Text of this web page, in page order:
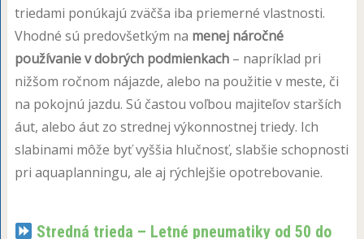
triedami ponúkajú zväčša iba priemerné vlastnosti.
Vhodné sú predovšetkým na menej náročné
používanie v dobrých podmienkach– napríklad pri
nižšom ročnom nájazde, alebo na použitie v meste, či
na pokojnú jazdu. Sú častou voľbou majiteľov starších
áut, alebo áut zo strednej výkonnostnej triedy. Ich
slabinami môže byť vyššia hlučnosť, slabšie schopnosti
pri aquaplanningu, ale aj rýchlejšie opotrebovanie.
Stredná trieda – Letné pneumatiky od 50 do